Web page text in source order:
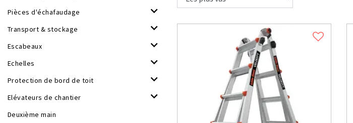
Pièces d'échafaudage
Transport & stockage
Escabeaux
Echelles
Protection de bord de toit
Elévateurs de chantier
Deuxième main